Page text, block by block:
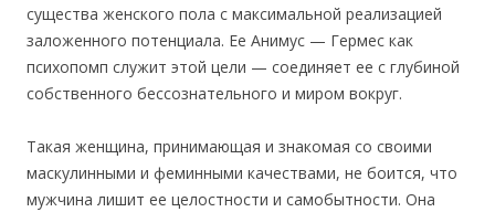
существа женского пола с максимальной реализацией
заложенного потенциала. Ее Анимус — Гермес как
психопомп служит этой цели — соединяет ее с глубиной
собственного бессознательного и миром вокруг.
Такая женщина, принимающая и знакомая со своими
маскулинными и феминными качествами, не боится, что
мужчина лишит ее целостности и самобытности. Она